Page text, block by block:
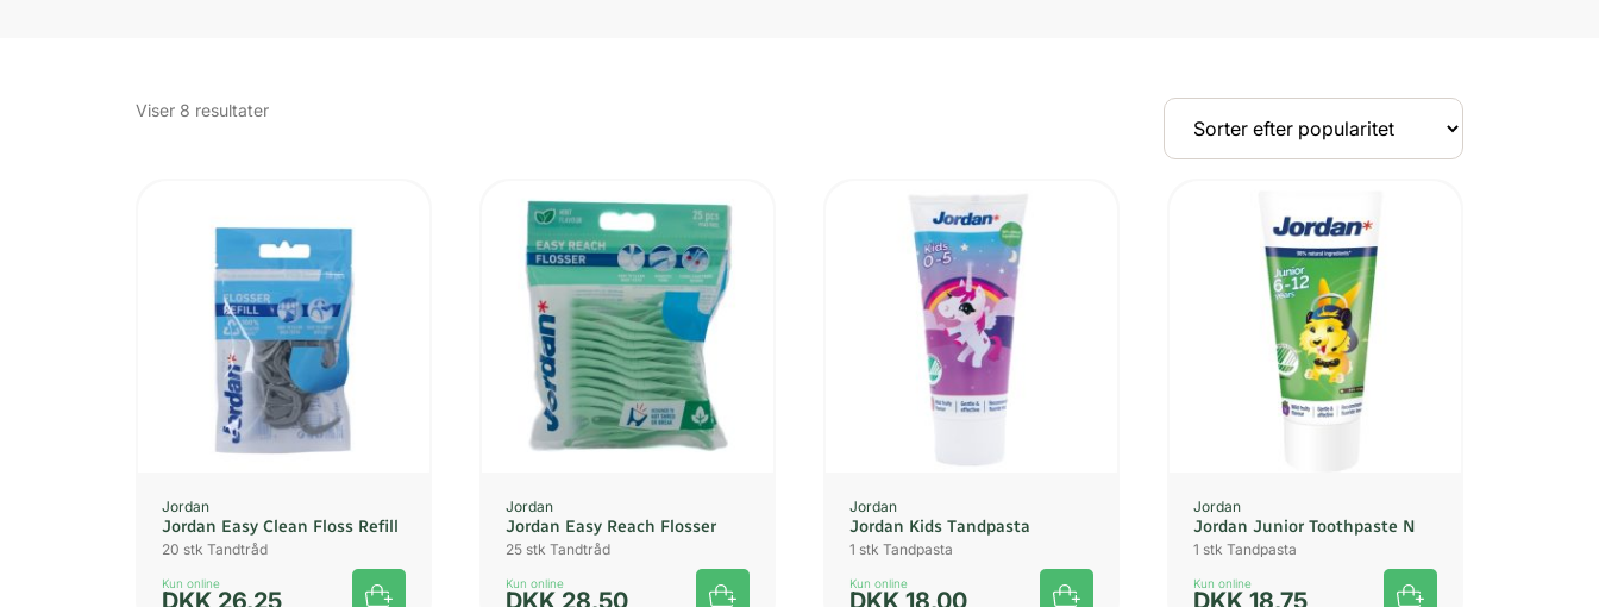
Viser 8 resultaterSorteret
Jordan
Jordan Easy Clean Floss Refill
20 stk Tandtråd
Kun online
Jordan
Jordan Easy Reach Flosser
25 stk Tandtråd
Kun online
Jordan
Jordan Kids Tandpasta
1 stk Tandpasta
Kun online
Jordan
Jordan Junior Toothpaste N
1 stk Tandpasta
Kun online